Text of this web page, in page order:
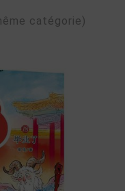
catégorie)